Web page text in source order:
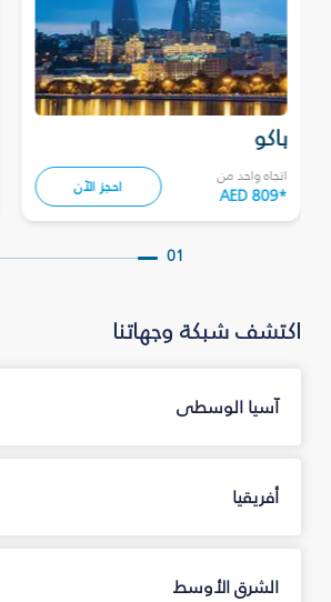
باكو
اتجاه واحد من
AED 809* احجز الآن
01
اكتشف شبكة وجهاتنا
آسيا الوسطى
أفريقيا
الشرق الأوسط